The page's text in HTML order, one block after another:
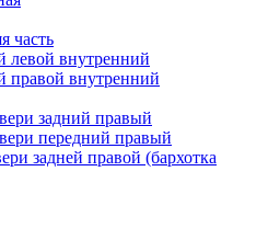
часть
левой внутренний
правой внутренний
задний правый
передний правый
задней правой (бархотка